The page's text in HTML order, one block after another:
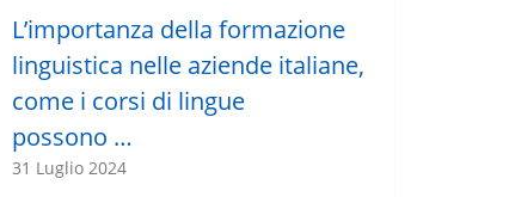
L’importanza della formazione
linguistica nelle aziende italiane,
come i corsi di lingue
possono …
31 Luglio 2024